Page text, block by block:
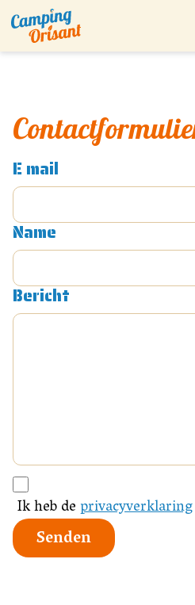
E mail
Name
Bericht
Ik heb deprivacyverklaring
Senden